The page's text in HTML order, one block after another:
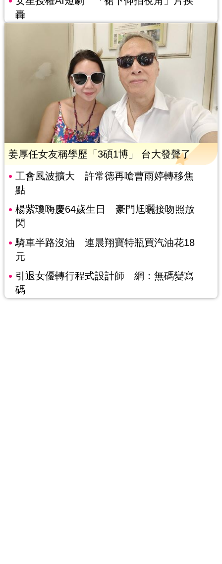
轟
姜厚任女友稱學歷「3碩1博」 台大發聲了
工會風波擴大 許常德再嗆曹雨婷轉移焦
點
楊紫瓊嗨慶64歲生日 豪門尪曬接吻照放
閃
騎車半路沒油 連晨翔寶特瓶買汽油花18
元
引退女優轉行程式設計師 網：無碼變寫
碼